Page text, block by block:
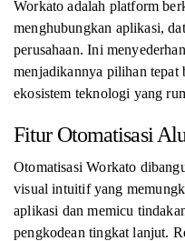
Workato adalah platform
menghubungkan aplikasi,
perusahaan. Ini
menjadikannya pilihan tepat
ekosistem teknologi yang
Fitur Otomatisasi
Otomatisasi Workato
visual intuitif yang
aplikasi dan memicu
pengkodean tingkat lanjut.